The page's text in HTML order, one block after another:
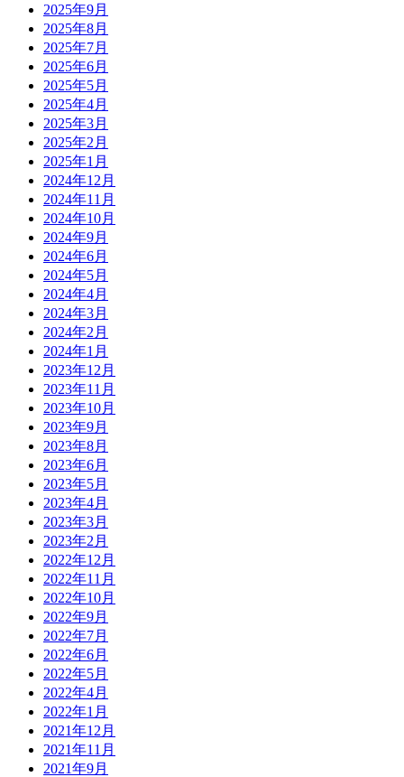
2025年9月
2025年8月
2025年7月
2025年6月
2025年5月
2025年4月
2025年3月
2025年2月
2025年1月
2024年12月
2024年11月
2024年10月
2024年9月
2024年6月
2024年5月
2024年4月
2024年3月
2024年2月
2024年1月
2023年12月
2023年11月
2023年10月
2023年9月
2023年8月
2023年6月
2023年5月
2023年4月
2023年3月
2023年2月
2022年12月
2022年11月
2022年10月
2022年9月
2022年7月
2022年6月
2022年5月
2022年4月
2022年1月
2021年12月
2021年11月
2021年9月